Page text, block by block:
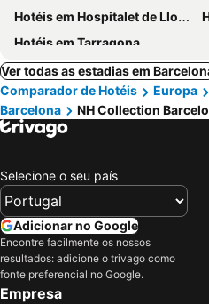
Hotéis em Hospitalet de Llobregat
Hotéis em Tarragona
Ver todas as estadias em
Comparador de Hotéis
Europa
Barcelona
NH Collection
Selecione o seu país
Adicionar no Google
Encontre facilmente os nossos
resultados: adicione o trivago como
fonte preferencial no Google.
Empresa